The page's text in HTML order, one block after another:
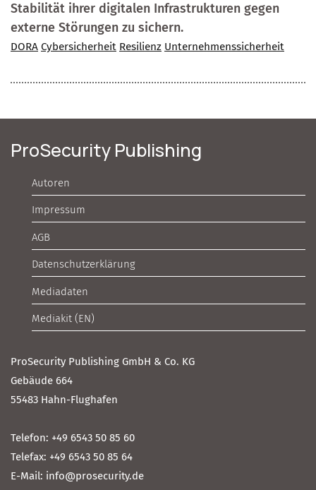
Stabilität ihrer digitalen Infrastrukturen gegen
externe Störungen zu sichern.
DORA Cybersicherheit Resilienz Unternehmenssicherheit
ProSecurity Publishing
Autoren
Impressum
AGB
Datenschutzerklärung
Mediadaten
Mediakit (EN)
ProSecurity Publishing GmbH & Co. KG
Gebäude 664
55483 Hahn-Flughafen
Telefon: +49 6543 50 85 60
Telefax: +49 6543 50 85 64
E-Mail: info@prosecurity.de